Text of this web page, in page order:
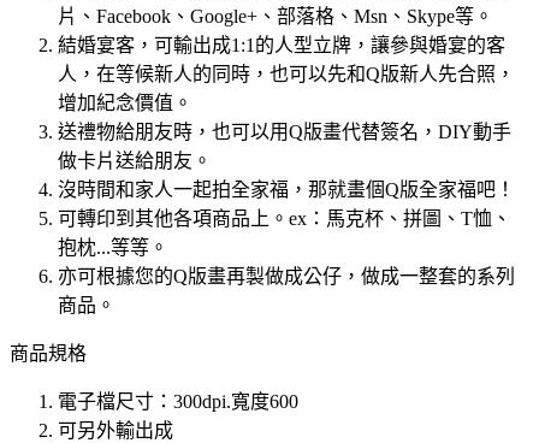
片、Facebook、Google+、部落格、Msn、Skype等。
結婚宴客，可輸出成1:1的人型立牌，讓參與婚宴的客
人，在等候新人的同時，也可以先和Q版新人先合照，
增加紀念價值。
送禮物給朋友時，也可以用Q版畫代替簽名，DIY動手
做卡片送給朋友。
沒時間和家人一起拍全家福，那就畫個Q版全家福吧！
可轉印到其他各項商品上。ex：馬克杯、拼圖、T恤、
抱枕...等等。
亦可根據您的Q版畫再製做成公仔，做成一整套的系列
商品。
商品規格
電子檔尺寸：300dpi.寬度600
可另外輸出成